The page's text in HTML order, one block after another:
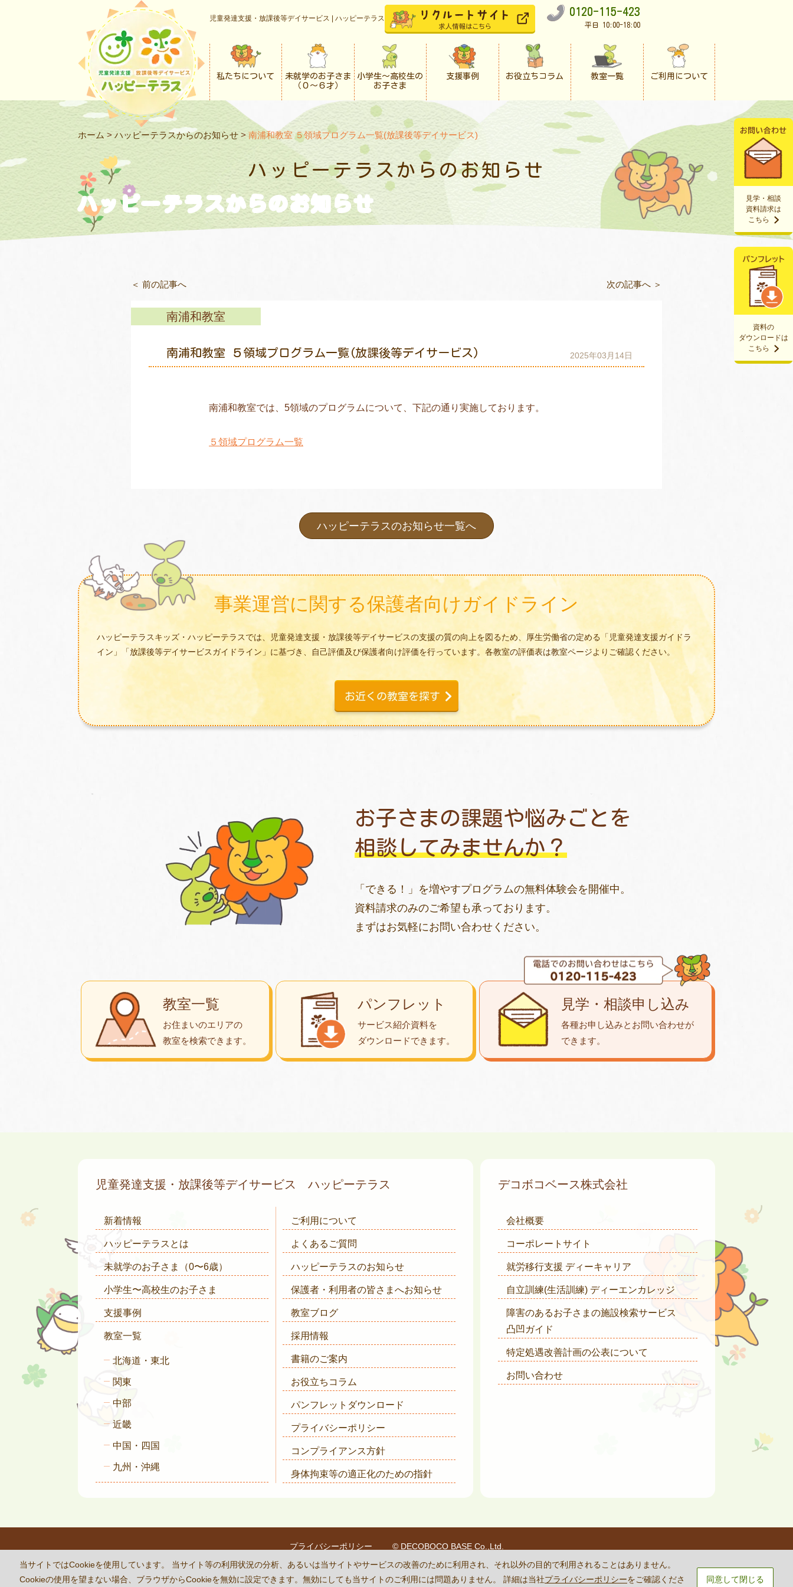
児童発達支援・放課後等デイサービス | ハッピーテラス
0120-115-423
平日 10:00-18:00
私たちについて
未就学のお子さま
（０〜６才）
小学生〜高校生の
お子さま
支援事例 お役立ちコラム 教室一覧 ご利用について
資料の
ダウンロードは
こちら
見学・相談
資料請求は
こちら
ホーム > ハッピーテラスからのお知らせ > 南浦和教室 ５領域プログラム一覧(放課後等デイサービス)
ハッピーテラスからのお知らせ
ハッピーテラスからのお知らせ
＜ 前の記事へ 次の記事へ ＞
南浦和教室
南浦和教室 ５領域プログラム一覧(放課後等デイサービス) 2025年03月14日
南浦和教室では、5領域のプログラムについて、下記の通り実施しております。
５領域プログラム一覧
ハッピーテラスのお知らせ一覧へ
事業運営に関する保護者向けガイドライン
ハッピーテラスキッズ・ハッピーテラスでは、児童発達支援・放課後等デイサービスの支援の質の向上を図るため、厚生労働省の定める「児童発達支援ガイドラ
イン」「放課後等デイサービスガイドライン」に基づき、自己評価及び保護者向け評価を行っています。各教室の評価表は教室ページよりご確認ください。
お子さまの課題や悩みごとを
相談してみませんか？
「できる！」を増やすプログラムの無料体験会を開催中。
資料請求のみのご希望も承っております。
まずはお気軽にお問い合わせください。
教室一覧
お住まいのエリアの
教室を検索できます。
パンフレット
サービス紹介資料を
ダウンロードできます。
見学・相談申し込み
各種お申し込みとお問い合わせが
できます。
児童発達支援・放課後等デイサービス ハッピーテラス
新着情報
ハッピーテラスとは
未就学のお子さま （0〜6歳）
小学生〜高校生のお子さま
支援事例
教室一覧
北海道・東北
関東
中部
近畿
中国・四国
九州・沖縄
ご利用について
よくあるご質問
ハッピーテラスのお知らせ
保護者・利用者の皆さまへお知らせ
教室ブログ
採用情報
書籍のご案内
お役立ちコラム
パンフレットダウンロード
プライバシーポリシー
コンプライアンス方針
身体拘束等の適正化のための指針
デコボコベース株式会社
会社概要
コーポレートサイト
就労移行支援 ディーキャリア
自立訓練(生活訓練) ディーエンカレッジ
障害のあるお子さまの施設検索サービス
凸凹ガイド
特定処遇改善計画の公表について
お問い合わせ
プライバシーポリシー
© DECOBOCO BASE Co.,Ltd.
This site is protected by reCAPTCHAand the GooglePrivacy Policy and Terms of Serviceapply.
当サイトではCookieを使用しています。 当サイト等の利用状況の分析、あるいは当サイトやサービスの改善のために利用され、それ以外の目的で利用されることはありません。
Cookieの使用を望まない場合、ブラウザからCookieを無効に設定できます。無効にしても当サイトのご利用には問題ありません。 詳細は当社プライバシーポリシーをご確認くださ 同意して閉じる